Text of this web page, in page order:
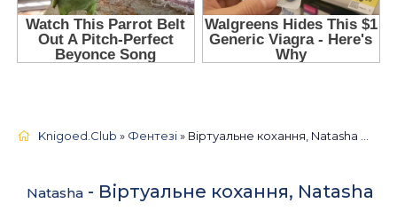
Knigoed.Club » Фентезі» Віртуальне кохання, Natasha 📚 - Українською
Natasha - Віртуальне кохання, Natasha